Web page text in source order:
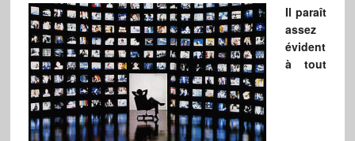
Il paraît
assez
évident
à tout